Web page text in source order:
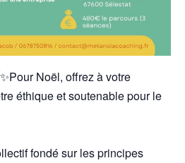
Pour Noël, offrez à votre
éthique et soutenable pour le
fondé sur les principes